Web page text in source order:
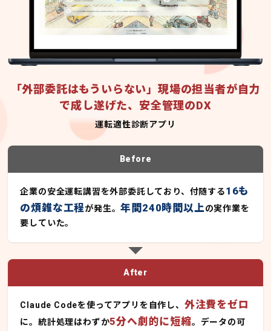
「外部委託はもういらない」現場の担当者が自力
で成し遂げた、安全管理のDX
運転適性診断アプリ
Before
企業の安全運転講習を外部委託しており、付随する16も
の煩雑な工程が発生。年間240時間以上の実作業を
要していた。
After
Claude Codeを使ってアプリを自作し、 外注費をゼロ
に。統計処理はわずか5分へ劇的に短縮。データの可